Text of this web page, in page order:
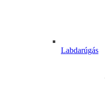
Labdarúgás